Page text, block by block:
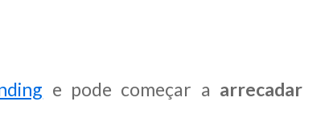
e pode começar a arrecadar